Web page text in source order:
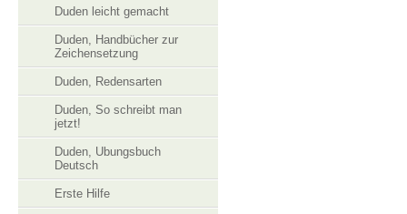
Duden leicht gemacht
Duden, Handbücher zur
Zeichensetzung
Duden, Redensarten
Duden, So schreibt man
jetzt!
Duden, Ubungsbuch
Deutsch
Erste Hilfe